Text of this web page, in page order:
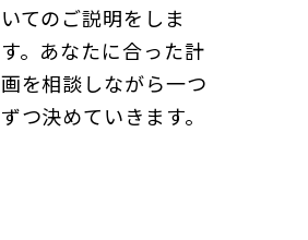
いてのご説明をしま
す。あなたに合った計
画を相談しながら一つ
ずつ決めていきます。